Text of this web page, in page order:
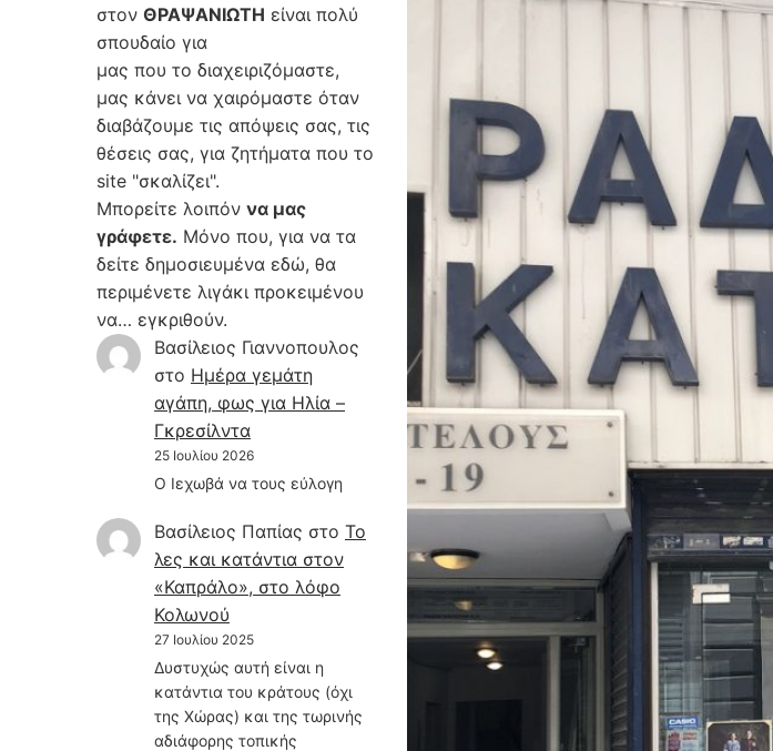
στον ΘΡΑΨΑΝΙΩΤΗ είναι πολύ
σπουδαίο για
μας που το διαχειριζόμαστε,
μας κάνει να χαιρόμαστε όταν
διαβάζουμε τις απόψεις σας, τις
θέσεις σας, για ζητήματα που το
site "σκαλίζει".
Μπορείτε λοιπόν να μας
γράφετε. Μόνο που, για να τα
δείτε δημοσιευμένα εδώ, θα
περιμένετε λιγάκι προκειμένου
να… εγκριθούν.
Βασίλειος Γιαννοπουλος
στο Hμέρα γεμάτη
αγάπη, φως για Ηλία –
Γκρεσίλντα
25 Ιουλίου 2026
Ο Ιεχωβά να τους εύλογη
Βασίλειος Παπίας στο Το
λες και κατάντια στον
«Καπράλο», στο λόφο
Κολωνού
27 Ιουλίου 2025
Δυστυχώς αυτή είναι η
κατάντια του κράτους (όχι
της Χώρας) και της τωρινής
αδιάφορης τοπικής